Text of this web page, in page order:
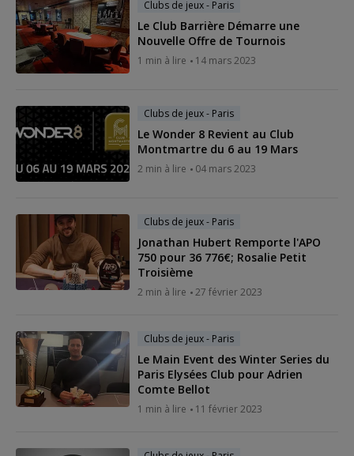
Clubs de jeux - Paris
Le Club Barrière Démarre une
Nouvelle Offre de Tournois
1 min à lire 14 mars 2023
Clubs de jeux - Paris
Le Wonder 8 Revient au Club
Montmartre du 6 au 19 Mars
2 min à lire 04 mars 2023
Clubs de jeux - Paris
Jonathan Hubert Remporte l'APO
750 pour 36 776€; Rosalie Petit
Troisième
2 min à lire 27 février 2023
Clubs de jeux - Paris
Le Main Event des Winter Series du
Paris Elysées Club pour Adrien
Comte Bellot
1 min à lire 11 février 2023